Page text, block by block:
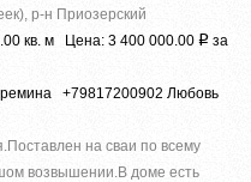
р-н Приозерский
кв. м Цена: 3 400 000.00 Р за
+79817200902 Любовь
на сваи по всему
возвышении.В доме есть